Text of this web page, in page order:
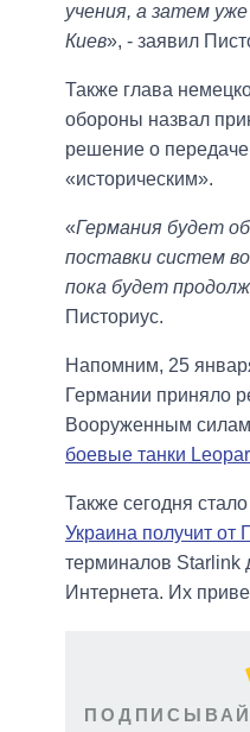
учения, а затем
Киев», - заявил
Также глава
обороны назвал
решение о
«историческим».
«Германия будет
поставки систем
пока будет
Писториус.
Напомним, 25
Германии приняло
Вооруженным
боевые танки
Также сегодня
Украина получит от
терминалов Starlink
Интернета. Их